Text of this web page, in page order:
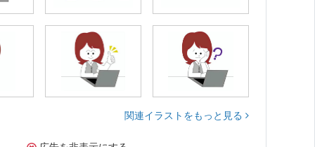
関連イラストをもっと見る